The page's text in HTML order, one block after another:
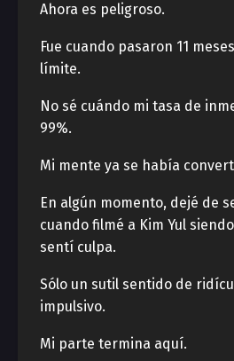
Ahora es peligroso.
Fue cuando pasaron 11
límite.
No sé cuándo mi tasa de
99%.
Mi mente ya se había
En algún momento, dejé de
cuando filmé a Kim Yul
sentí culpa.
Sólo un sutil sentido de
impulsivo.
Mi parte termina aquí.